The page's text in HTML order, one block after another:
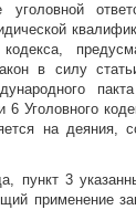
уголовной
в силу
6 Уголовного
на деяния,
пункт 3
применение